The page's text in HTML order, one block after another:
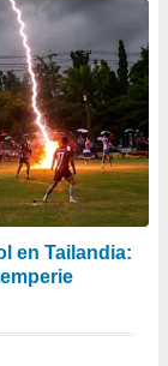
en Tailandia: